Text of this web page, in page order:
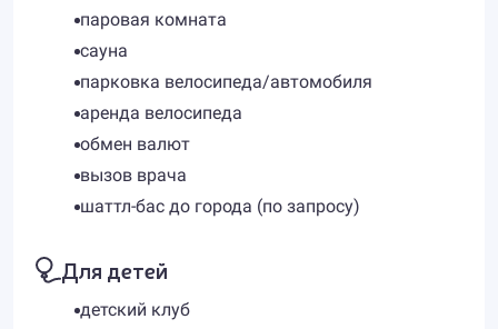
паровая комната
сауна
парковка велосипеда/автомобиля
аренда велосипеда
обмен валют
вызов врача
шаттл-бас до города (по запросу)
Для детей
детский клуб